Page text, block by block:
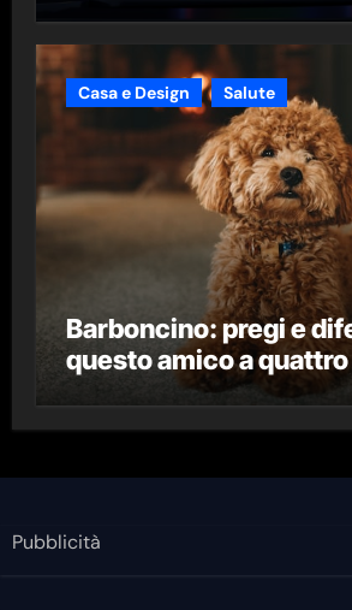
Casa e Design Salute
Barboncino: pregi e
questo amico a
Pubblicità